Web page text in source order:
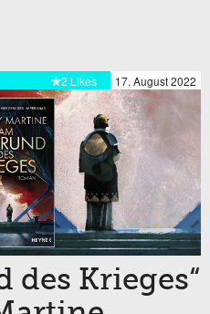
17. August 2022
2 Likes
des Krieges“